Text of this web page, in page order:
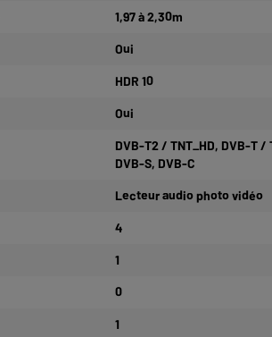
1,97 à 2,30m
Oui
HDR 10
Oui
DVB-T2 / TNT_HD, DVB-T /
DVB-S, DVB-C
Lecteur audio photo vidéo
4
1
0
1